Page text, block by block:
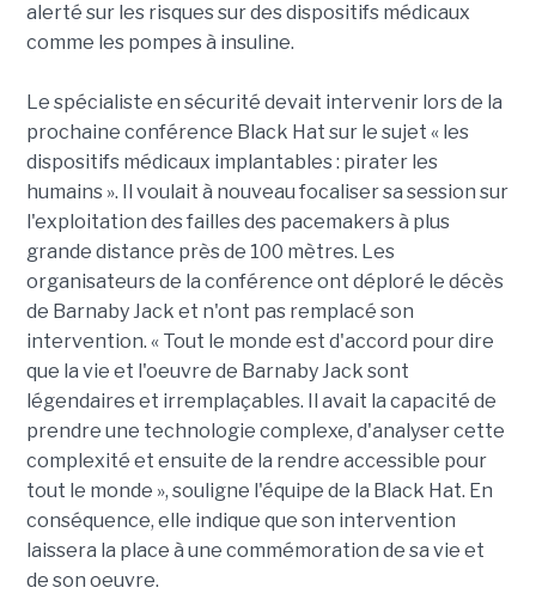
alerté sur les risques sur des dispositifs médicaux
comme les pompes à insuline.
Le spécialiste en sécurité devait intervenir lors de la
prochaine conférence Black Hat sur le sujet « les
dispositifs médicaux implantables : pirater les
humains ». Il voulait à nouveau focaliser sa session sur
l'exploitation des failles des pacemakers à plus
grande distance près de 100 mètres. Les
organisateurs de la conférence ont déploré le décès
de Barnaby Jack et n'ont pas remplacé son
intervention. « Tout le monde est d'accord pour dire
que la vie et l'oeuvre de Barnaby Jack sont
légendaires et irremplaçables. Il avait la capacité de
prendre une technologie complexe, d'analyser cette
complexité et ensuite de la rendre accessible pour
tout le monde », souligne l'équipe de la Black Hat. En
conséquence, elle indique que son intervention
laissera la place à une commémoration de sa vie et
de son oeuvre.